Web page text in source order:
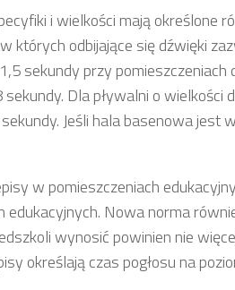
i wielkości mają określone
których odbijające się dźwięki
sekundy przy
Dla pływalni o wielkości
Jeśli hala basenowa jest
w pomieszczeniach
Nowa norma
wynosić powinien nie
określają czas pogłosu na